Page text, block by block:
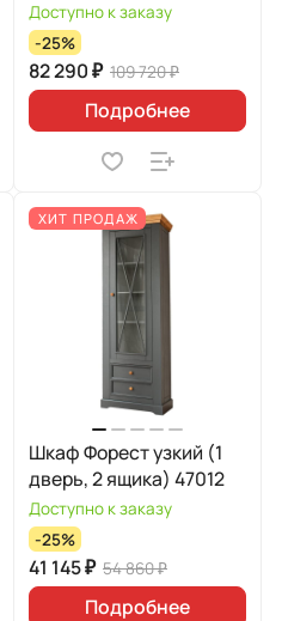
Доступно к заказу
-25%
82 290 ₽ 109 720 ₽
Подробнее
ХИТ ПРОДАЖ
Шкаф Форест узкий (1
дверь, 2 ящика) 47012
Доступно к заказу
-25%
41 145 ₽ 54 860 ₽
Подробнее